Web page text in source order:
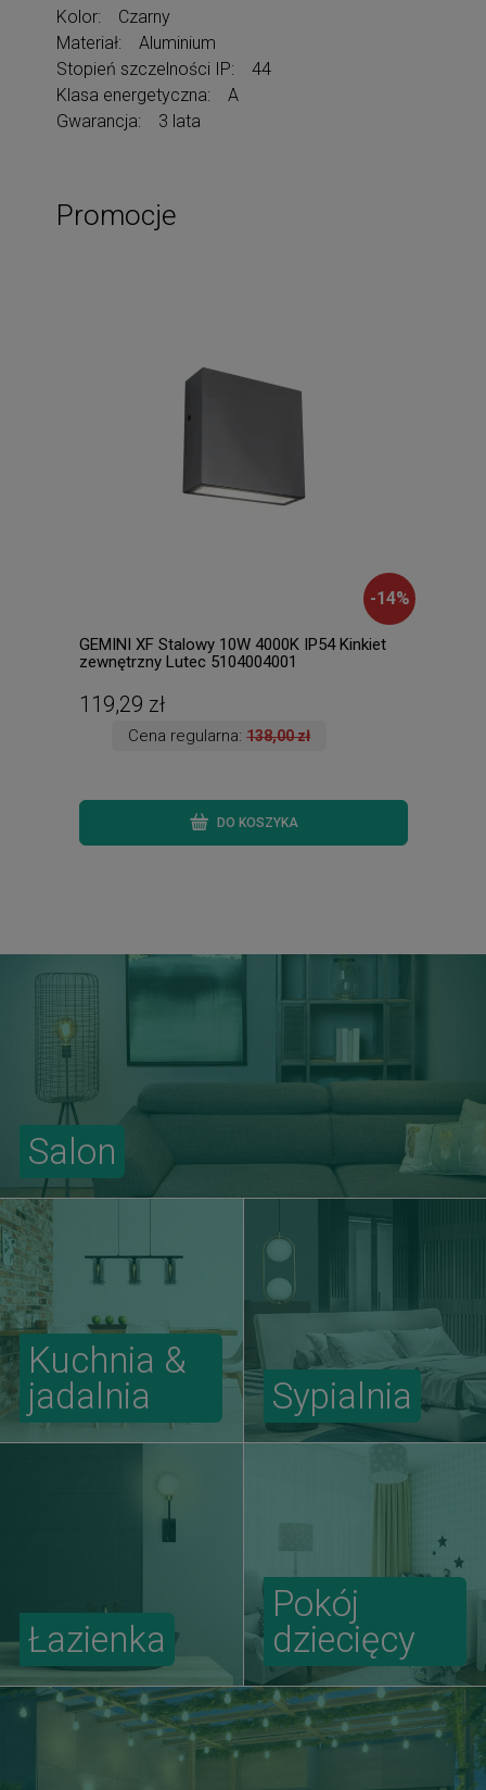
Kolor: Czarny
Materiał: Aluminium
Stopień szczelności IP: 44
Klasa energetyczna: A
Gwarancja: 3 lata
Promocje
-14%
GEMINI XF Stalowy 10W 4000K IP54 Kinkiet
zewnętrzny Lutec 5104004001
119,29 zł
Cena regularna:138,00 zł
DO KOSZYKA
Salon
Kuchnia &
jadalnia
Sypialnia
Łazienka
Pokój
dziecięcy